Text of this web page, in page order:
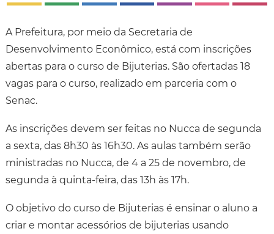
A Prefeitura, por meio da Secretaria de
Desenvolvimento Econômico, está com inscrições
abertas para o curso de Bijuterias. São ofertadas 18
vagas para o curso, realizado em parceria com o
Senac.
As inscrições devem ser feitas no Nucca de segunda
a sexta, das 8h30 às 16h30. As aulas também serão
ministradas no Nucca, de 4 a 25 de novembro, de
segunda à quinta-feira, das 13h às 17h.
O objetivo do curso de Bijuterias é ensinar o aluno a
criar e montar acessórios de bijuterias usando